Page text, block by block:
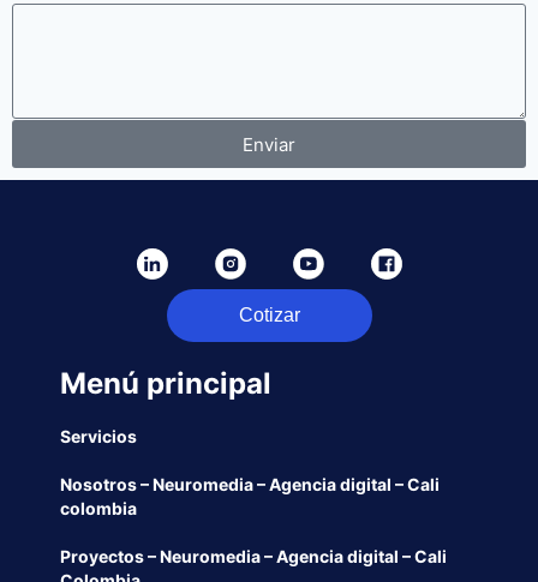
Enviar
Cotizar
Menú principal
Servicios
Nosotros – Neuromedia – Agencia digital – Cali
colombia
Proyectos – Neuromedia – Agencia digital – Cali